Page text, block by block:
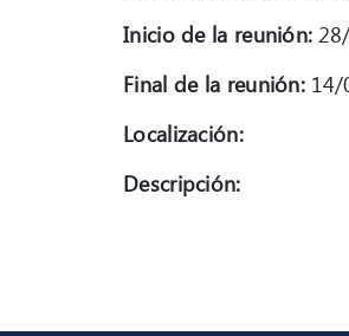
Inicio de la reunión:
Final de la reunión: 14/
Localización:
Descripción: